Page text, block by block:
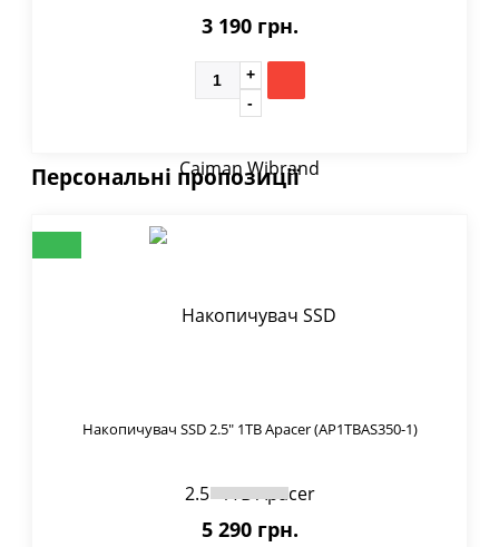
3 190 грн.
Персональні пропозиції
Накопичувач SSD 2.5" 1TB Apacer (AP1TBAS350-1)
5 290 грн.